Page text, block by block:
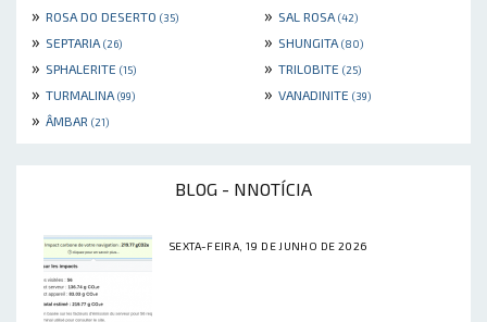
» ROSA DO DESERTO (35) » SAL ROSA (42)
» SEPTARIA (26) » SHUNGITA (80)
» SPHALERITE (15) » TRILOBITE (25)
» TURMALINA (99) » VANADINITE (39)
» ÂMBAR (21)
BLOG - NNOTÍCIA
SEXTA-FEIRA, 19 DE JUNHO DE 2026